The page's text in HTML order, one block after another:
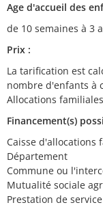
Age d'accueil des
de 10 semaines à 3
Prix :
La tarification est
nombre d'enfants à
Allocations
Financement(s)
Caisse d'allocations
Département
Commune ou
Mutualité sociale
Prestation de